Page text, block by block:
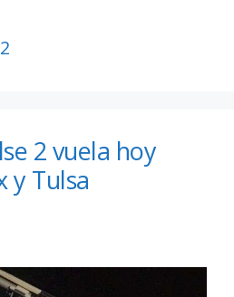
2 vuela hoy
y Tulsa